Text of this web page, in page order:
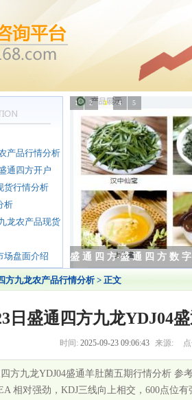
产品行情分析
通四方开户
货行情分析
析
龙农产品现货
场盘面介绍
盛 通 四 方 数 字 化 商 品
1 2 3 4 5
方九龙农产品行情分析> 正文
日盛通四方九龙YDJ04
时间: 2025-09-23 09:06:43 来源:
四方九龙YDJ04盛通羊肚菌五期行情分析
相对强劲，KDJ三线向上相交，600点位